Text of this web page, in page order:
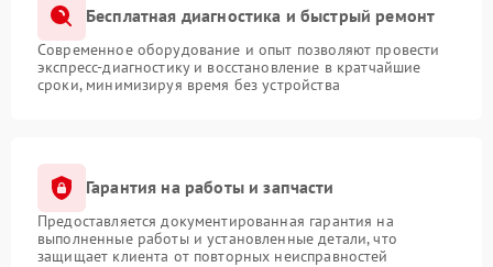
Бесплатная диагностика и быстрый ремонт
Современное оборудование и опыт позволяют провести
экспресс-диагностику и восстановление в кратчайшие
сроки, минимизируя время без устройства
Гарантия на работы и запчасти
Предоставляется документированная гарантия на
выполненные работы и установленные детали, что
защищает клиента от повторных неисправностей